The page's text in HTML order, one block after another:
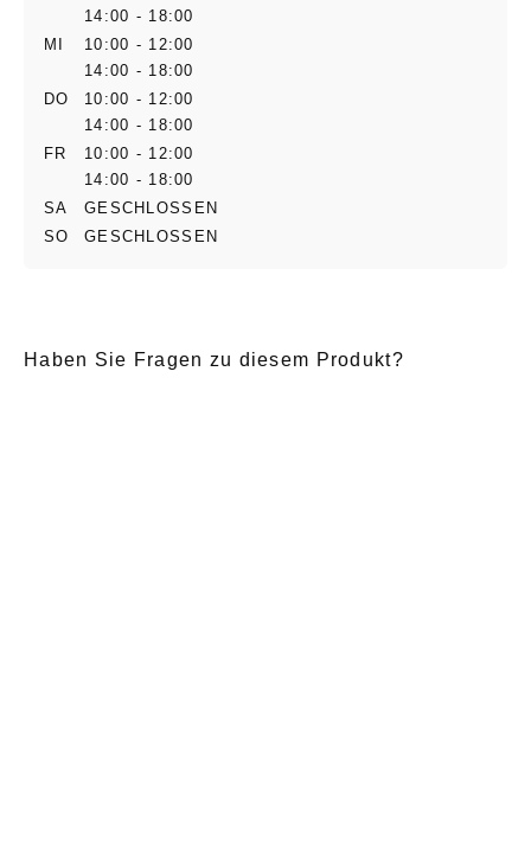
14:00 - 18:00
MI
10:00 - 12:00
14:00 - 18:00
DO
10:00 - 12:00
14:00 - 18:00
FR
10:00 - 12:00
14:00 - 18:00
SA
GESCHLOSSEN
SO
GESCHLOSSEN
Haben Sie Fragen zu diesem Produkt?